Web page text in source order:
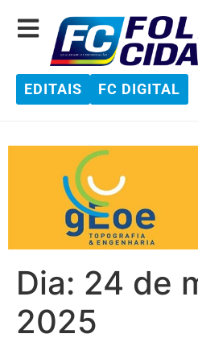
EDITAIS FC DIGITAL
Dia: 24 de
2025